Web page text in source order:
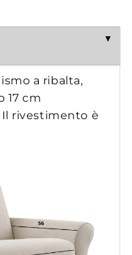
a ribalta,
17 cm
Il rivestimento è